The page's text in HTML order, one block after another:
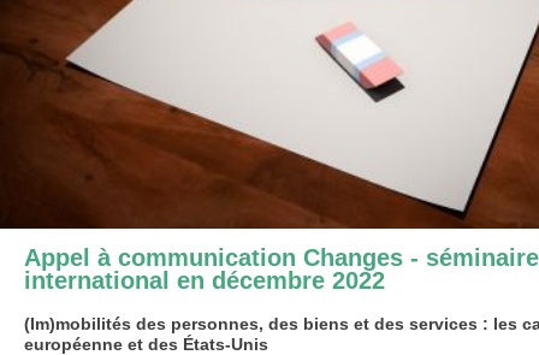
Appel à communication Changes -
international en décembre 2022
(Im)mobilités des personnes, des biens et des services : les
européenne et des États-Unis